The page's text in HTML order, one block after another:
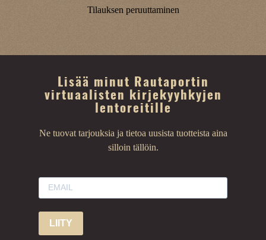
Tilauksen peruuttaminen
Lisää minut Rautaportin
virtuaalisten kirjekyyhkyjen
lentoreitille
Ne tuovat tarjouksia ja tietoa uusista tuotteista aina
silloin tällöin.
LIITY